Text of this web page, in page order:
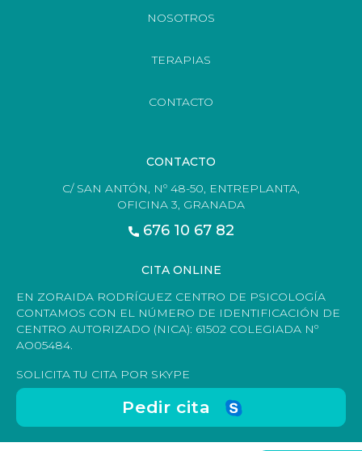
NOSOTROS
TERAPIAS
CONTACTO
CONTACTO
C/ SAN ANTÓN, Nº 48-50, ENTREPLANTA,
OFICINA 3, GRANADA
676 10 67 82
CITA ONLINE
EN ZORAIDA RODRÍGUEZ CENTRO DE PSICOLOGÍA
CONTAMOS CON EL NÚMERO DE IDENTIFICACIÓN DE
CENTRO AUTORIZADO (NICA): 61502 COLEGIADA Nº
AO05484.
SOLICITA TU CITA POR SKYPE
Pedir cita